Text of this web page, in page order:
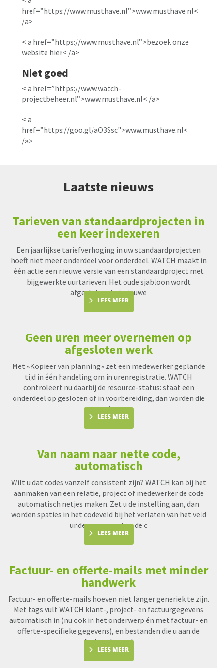
href=”https://www.musthave.nl”>www.musthave.nl<
/a>
< a href=”https://www.musthave.nl”>bezoek onze
website hier< /a>
Niet goed
< a href=”https://www.watch-
projectbeheer.nl”>www.musthave.nl< /a>
< a
href=”https://goo.gl/aO3Ssc">www.musthave.nl<
/a>
Laatste nieuws
Tarieven van standaardprojecten in
een keer indexeren
Een jaarlijkse tariefverhoging in uw standaardprojecten
hoeft niet meer onderdeel voor onderdeel. WATCH maakt in
één actie een nieuwe versie van een standaardproject met
bijgewerkte uurtarieven. Het oude sjabloon wordt
afgesloten, het nieuwe
LEES MEER
Geen uren meer overnemen op
afgesloten werk
Met «Kopieer van planning» zet een medewerker geplande
tijd in één handeling om in urenregistratie. WATCH
controleert nu daarbij de resource-status: staat een
onderdeel op gesloten of in voorbereiding, dan worden die
uren niet me
LEES MEER
Van naam naar nette code,
automatisch
Wilt u dat codes vanzelf consistent zijn? WATCH kan bij het
aanmaken van een relatie, project of medewerker de code
automatisch netjes maken. Zet u de instelling aan, dan
worden spaties in het codeveld bij het verlaten van het veld
underscores en kan de c
LEES MEER
Factuur- en offerte-mails met minder
handwerk
Factuur- en offerte-mails hoeven niet langer generiek te zijn.
Met tags vult WATCH klant-, project- en factuurgegevens
automatisch in (nu ook in het onderwerp én met factuur- en
offerte-specifieke gegevens), en bestanden die u aan de
factuur koppel
LEES MEER